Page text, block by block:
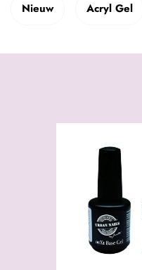
Nieuw Acryl Gel